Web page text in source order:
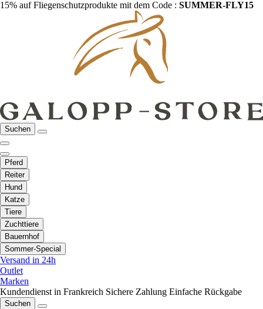
15% auf Fliegenschutzprodukte mit dem Code : SUMMER-FLY15
Suchen
Pferd
Reiter
Hund
Katze
Tiere
Zuchttiere
Bauernhof
Sommer-Special
Versand in 24h
Outlet
Marken
Kundendienst in Frankreich Sichere Zahlung Einfache Rückgabe
Suchen